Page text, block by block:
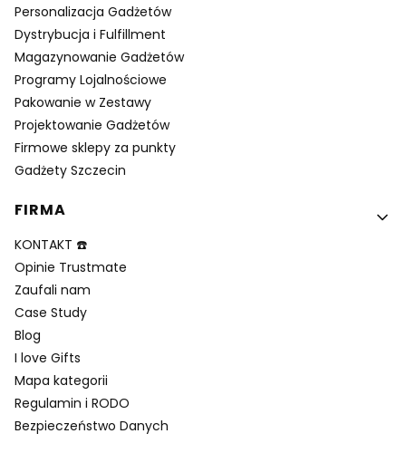
Personalizacja Gadżetów
Dystrybucja i Fulfillment
Magazynowanie Gadżetów
Programy Lojalnościowe
Pakowanie w Zestawy
Projektowanie Gadżetów
Firmowe sklepy za punkty
Gadżety Szczecin
FIRMA
KONTAKT ☎️
Opinie Trustmate
Zaufali nam
Case Study
Blog
I love Gifts
Mapa kategorii
Regulamin i RODO
Bezpieczeństwo Danych